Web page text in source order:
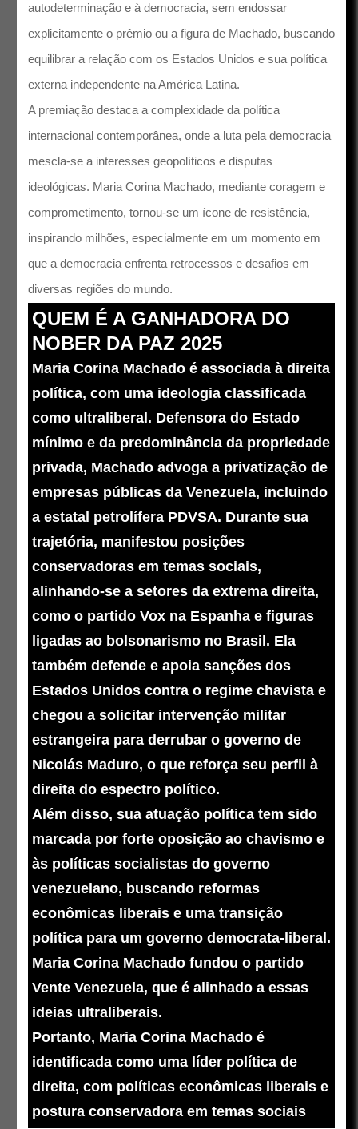
autodeterminação e à democracia, sem endossar
explicitamente o prêmio ou a figura de Machado, buscando
equilibrar a relação com os Estados Unidos e sua política
externa independente na América Latina.
A premiação destaca a complexidade da política
internacional contemporânea, onde a luta pela democracia
mescla-se a interesses geopolíticos e disputas
ideológicas. Maria Corina Machado, mediante coragem e
comprometimento, tornou-se um ícone de resistência,
inspirando milhões, especialmente em um momento em
que a democracia enfrenta retrocessos e desafios em
diversas regiões do mundo.
QUEM É A GANHADORA DO
NOBER DA PAZ 2025
Maria Corina Machado é associada à direita
política, com uma ideologia classificada
como ultraliberal. Defensora do Estado
mínimo e da predominância da propriedade
privada, Machado advoga a privatização de
empresas públicas da Venezuela, incluindo
a estatal petrolífera PDVSA. Durante sua
trajetória, manifestou posições
conservadoras em temas sociais,
alinhando-se a setores da extrema direita,
como o partido Vox na Espanha e figuras
ligadas ao bolsonarismo no Brasil. Ela
também defende e apoia sanções dos
Estados Unidos contra o regime chavista e
chegou a solicitar intervenção militar
estrangeira para derrubar o governo de
Nicolás Maduro, o que reforça seu perfil à
direita do espectro político.
Além disso, sua atuação política tem sido
marcada por forte oposição ao chavismo e
às políticas socialistas do governo
venezuelano, buscando reformas
econômicas liberais e uma transição
política para um governo democrata-liberal.
Maria Corina Machado fundou o partido
Vente Venezuela, que é alinhado a essas
ideias ultraliberais.
Portanto, Maria Corina Machado é
identificada como uma líder política de
direita, com políticas econômicas liberais e
postura conservadora em temas sociais